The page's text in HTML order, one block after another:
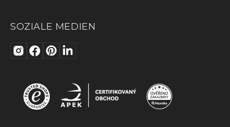
SOZIALE MEDIEN